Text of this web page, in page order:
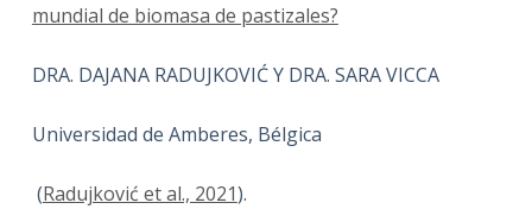
mundial de biomasa de pastizales?
DRA. DAJANA RADUJKOVIĆ Y DRA. SARA VICCA
Universidad de Amberes, Bélgica
(Radujković et al., 2021).